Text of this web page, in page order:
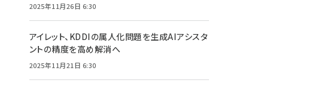
2025年11月26日 6:30
アイレット、KDDIの属人化問題を生成AIアシスタ
ントの精度を高め解消へ
2025年11月21日 6:30